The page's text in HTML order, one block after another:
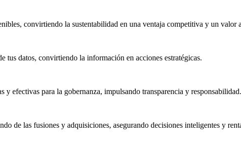
convirtiendo la sustentabilidad en una ventaja competitiva y un valor
tus datos, convirtiendo la información en acciones estratégicas.
y efectivas para la gobernanza, impulsando transparencia y responsabilidad.
de las fusiones y adquisiciones, asegurando decisiones inteligentes y